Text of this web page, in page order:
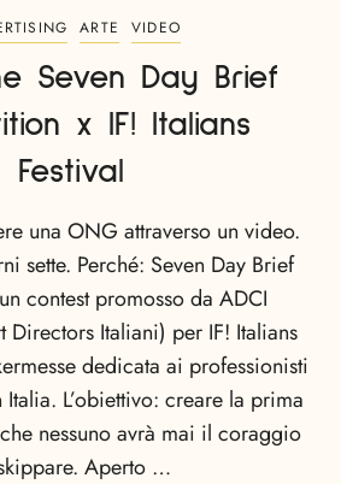
ARTE VIDEO
Seven Day Brief
x IF! Italians
Festival
una ONG attraverso un video.
sette. Perché: Seven Day Brief
contest promosso da ADCI
Directors Italiani) per IF! Italians
dedicata ai professionisti
L’obiettivo: creare la prima
nessuno avrà mai il coraggio
Aperto …